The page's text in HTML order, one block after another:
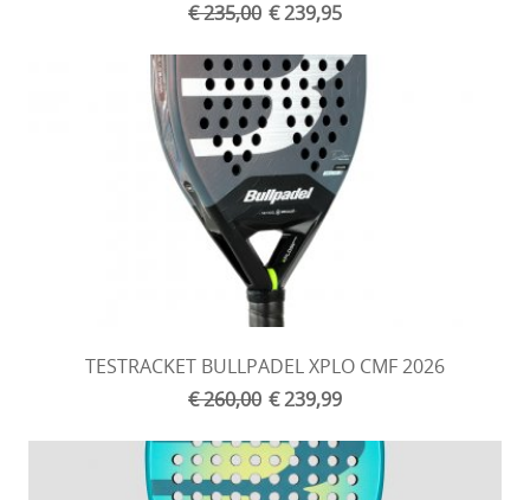
€ 235,00 € 239,95
TESTRACKET BULLPADEL XPLO CMF 2026
€ 260,00 € 239,99